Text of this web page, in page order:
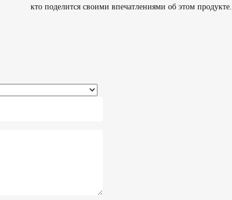
кто поделится своими впечатлениями об этом продукте.